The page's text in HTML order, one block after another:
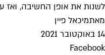
לשנות את אופן החשיבה, ואז
מאתמיכאל פיין
14 באוקטובר 2021
Facebook